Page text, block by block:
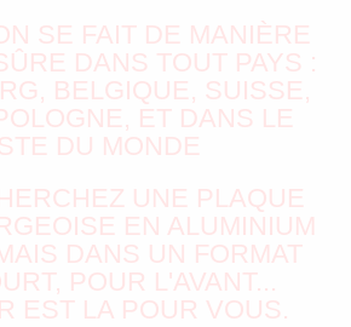
SE FAIT DE MANIÈRE
DANS TOUT PAYS :
BELGIQUE, SUISSE,
ET DANS LE
DU MONDE
UNE PLAQUE
EN ALUMINIUM
DANS UN FORMAT
POUR L'AVANT...
EST LA POUR VOUS.